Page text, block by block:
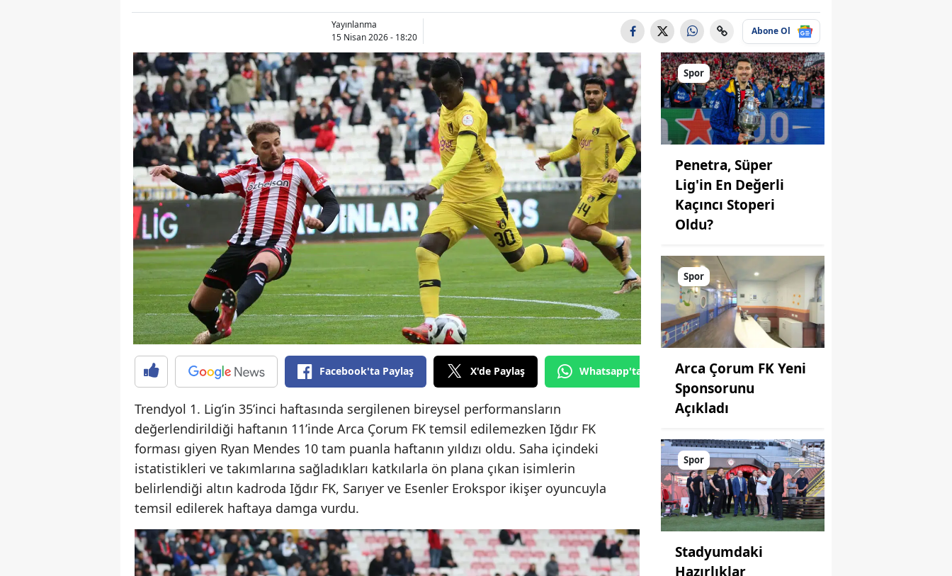
Bolu
Burdur
Bursa
Çanakkale
Çankırı
Çorum
Denizli
Diyarbakır
Edirne
Elazığ
Erzincan
Erzurum
Gaziantep
Giresun
Gümüşhane
Hatay
Yayınlanma
15 Nisan 2026 - 18:20
Abone Ol
Facebook'ta Paylaş X'de Paylaş Whatsapp'tan Gönder
Trendyol 1. Lig’in 35’inci haftasında sergilenen bireysel performansların
değerlendirildiği haftanın 11’inde Arca Çorum FK temsil edilemezken Iğdır FK
forması giyen Ryan Mendes 10 tam puanla haftanın yıldızı oldu. Saha içindeki
istatistikleri ve takımlarına sağladıkları katkılarla ön plana çıkan isimlerin
belirlendiği altın kadroda Iğdır FK, Sarıyer ve Esenler Erokspor ikişer oyuncuyla
temsil edilerek haftaya damga vurdu.
Spor
Penetra, Süper
Lig'in En Değerli
Kaçıncı Stoperi
Oldu?
Spor
Arca Çorum FK Yeni
Sponsorunu
Açıkladı
Spor
Stadyumdaki
Hazırlıklar